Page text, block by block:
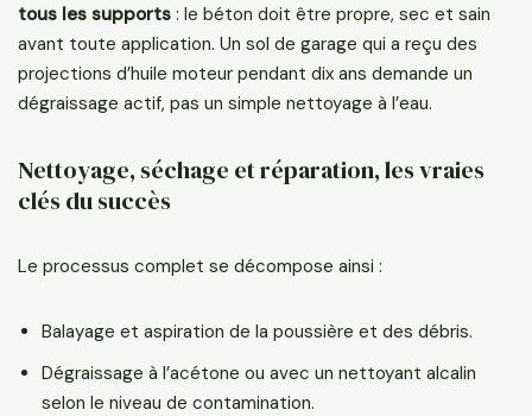
tous les supports : le béton doit être propre, sec et sain
avant toute application. Un sol de garage qui a reçu des
projections d’huile moteur pendant dix ans demande un
dégraissage actif, pas un simple nettoyage à l’eau.
Nettoyage, séchage et réparation, les vraies
clés du succès
Le processus complet se décompose ainsi :
Balayage et aspiration de la poussière et des débris.
Dégraissage à l’acétone ou avec un nettoyant alcalin
selon le niveau de contamination.